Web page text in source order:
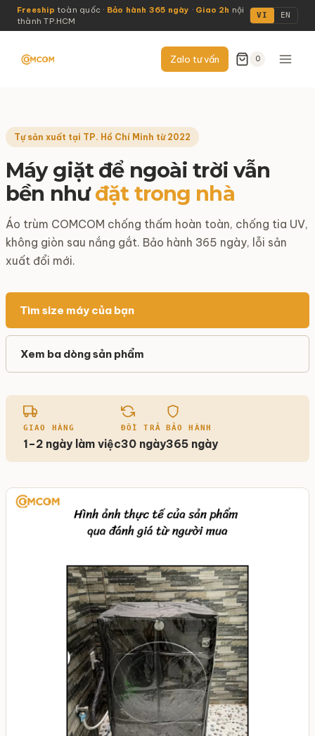
Skip
to
Freeship toàn quốc · Bảo hành 365 ngày · Giao 2h nội
thành TP.HCM
VI EN
Zalo tư vấn 0
Tự sản xuất tại TP. Hồ Chí Minh từ 2022
Máy giặt để ngoài trời vẫn
bền nhưđặt trong nhà
Áo trùm COMCOM chống thấm hoàn toàn, chống tia UV,
không giòn sau nắng gắt. Bảo hành 365 ngày, lỗi sản
xuất đổi mới.
Tìm size máy của bạn
Xem ba dòng sản phẩm
GIAO HÀNG
1–2 ngày làm việc
ĐỔI TRẢ
30 ngày
BẢO HÀNH
365 ngày